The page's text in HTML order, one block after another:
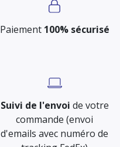
Paiement 100% sécurisé
Suivi de l'envoi de votre
commande (envoi
d'emails avec numéro de